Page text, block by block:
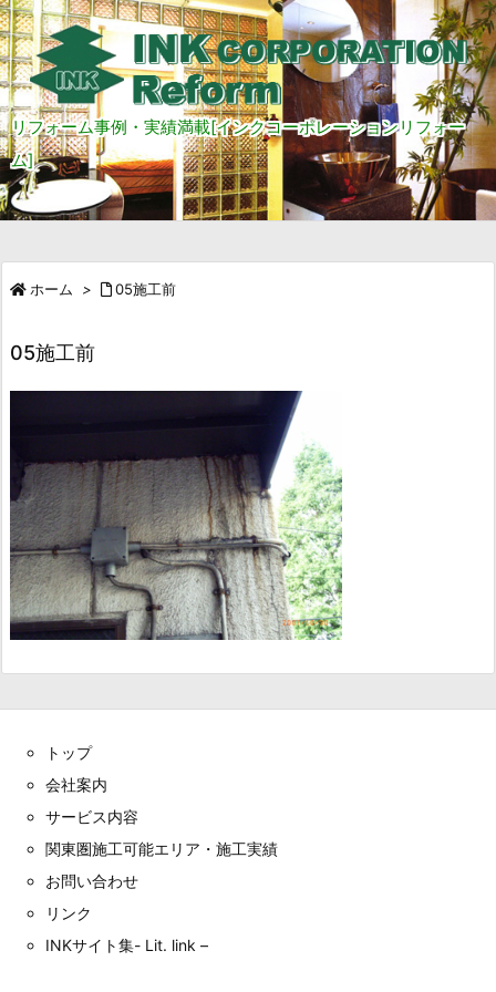
リフォーム事例・実績満載[インクコーポレーションリフォー
ム]
ホーム > 05施工前
05施工前
トップ
会社案内
サービス内容
関東圏施工可能エリア・施工実績
お問い合わせ
リンク
INKサイト集- Lit. link –